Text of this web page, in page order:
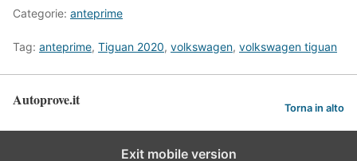
Categorie: anteprime
Tag: anteprime, Tiguan 2020, volkswagen, volkswagen tiguan
Autoprove.it Torna in alto
Exit mobile version